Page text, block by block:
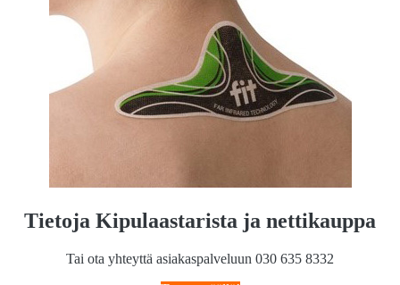
Tietoja Kipulaastarista ja nettikauppa
Tai ota yhteyttä asiakaspalveluun 030 635 8332